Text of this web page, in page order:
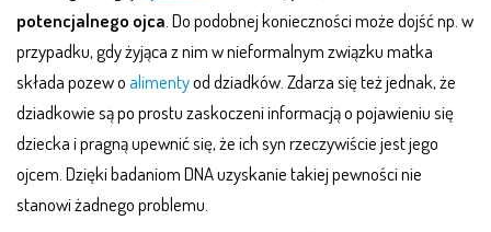
potencjalnego ojca . Do podobnej konieczności może dojść np. w
przypadku, gdy żyjąca z nim w nieformalnym związku matka
składa pozew oalimentyod dziadków. Zdarza się też jednak, że
dziadkowie są po prostu zaskoczeni informacją o pojawieniu się
dziecka i pragną upewnić się, że ich syn rzeczywiście jest jego
ojcem. Dzięki badaniom DNA uzyskanie takiej pewności nie
stanowi żadnego problemu.